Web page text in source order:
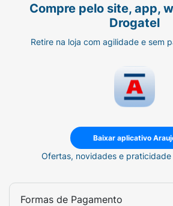
Compre pelo site, app,
Drogatel
Retire na loja com agilidade e sem
Baixar aplicativo
Ofertas, novidades e praticidade
Formas de Pagamento